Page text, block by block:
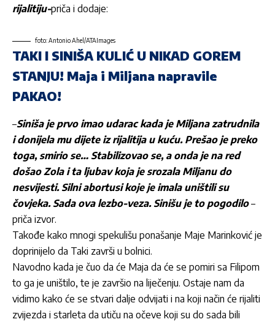
rijalitiju-priča i dodaje:
foto: Antonio Ahel/ATAImages
TAKI I SINIŠA KULIĆ U NIKAD GOREM
STANJU! Maja i Miljana napravile
PAKAO!
–Siniša je prvo imao udarac kada je Miljana zatrudnila
i donijela mu dijete iz rijalitija u kuću. Prešao je preko
toga, smirio se… Stabilizovao se, a onda je na red
došao Zola i ta ljubav koja je srozala Miljanu do
nesvijesti. Silni abortusi koje je imala uništili su
čovjeka. Sada ova lezbo-veza. Sinišu je to pogodilo–
priča izvor.
Takođe kako mnogi spekulišu ponašanje Maje Marinković je
doprinijelo da Taki završi u bolnici.
Navodno kada je čuo da će Maja da će se pomiri sa Filipom
to ga je uništilo, te je završio na liječenju. Ostaje nam da
vidimo kako će se stvari dalje odvijati i na koji način će rijaliti
zvijezda i starleta da utiču na očeve koji su do sada bili